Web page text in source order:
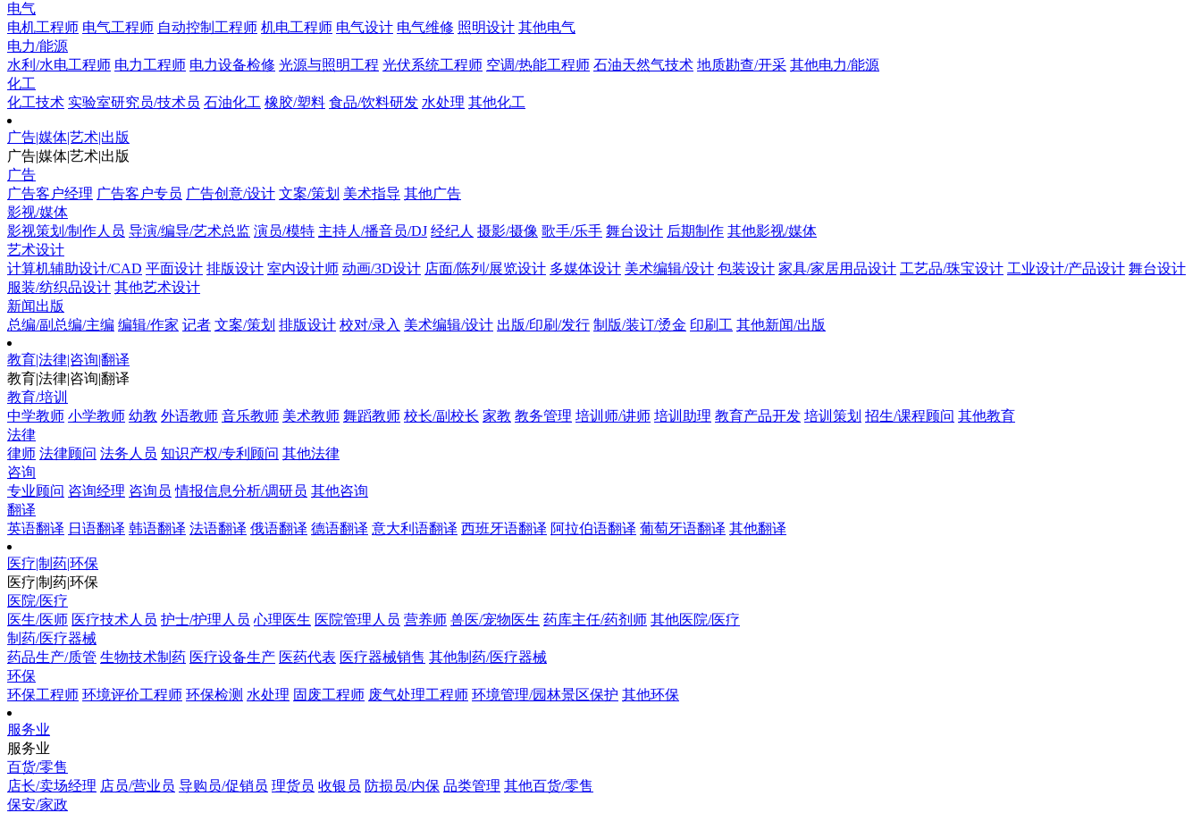
电气
电机工程师 电气工程师 自动控制工程师 机电工程师 电气设计 电气维修 照明设计 其他电气
电力/能源
水利/水电工程师 电力工程师 电力设备检修 光源与照明工程 光伏系统工程师 空调/热能工程师 石油天然气技术 地质勘查/开采 其他电力/能源
化工
化工技术 实验室研究员/技术员 石油化工 橡胶/塑料 食品/饮料研发 水处理 其他化工
广告|媒体|艺术|出版
广告|媒体|艺术|出版
广告
广告客户经理 广告客户专员 广告创意/设计 文案/策划 美术指导 其他广告
影视/媒体
影视策划/制作人员 导演/编导/艺术总监 演员/模特 主持人/播音员/DJ 经纪人 摄影/摄像 歌手/乐手 舞台设计 后期制作 其他影视/媒体
艺术设计
计算机辅助设计/CAD 平面设计 排版设计 室内设计师 动画/3D设计 店面/陈列/展览设计 多媒体设计 美术编辑/设计 包装设计 家具/家居用品设计 工艺品/珠宝设计 工业设计/产品设计 舞台设计
服装/纺织品设计 其他艺术设计
新闻出版
总编/副总编/主编 编辑/作家 记者 文案/策划 排版设计 校对/录入 美术编辑/设计 出版/印刷/发行 制版/装订/烫金 印刷工 其他新闻/出版
教育|法律|咨询|翻译
教育|法律|咨询|翻译
教育/培训
中学教师 小学教师 幼教 外语教师 音乐教师 美术教师 舞蹈教师 校长/副校长 家教 教务管理 培训师/讲师 培训助理 教育产品开发 培训策划 招生/课程顾问 其他教育
法律
律师 法律顾问 法务人员 知识产权/专利顾问 其他法律
咨询
专业顾问 咨询经理 咨询员 情报信息分析/调研员 其他咨询
翻译
英语翻译 日语翻译 韩语翻译 法语翻译 俄语翻译 德语翻译 意大利语翻译 西班牙语翻译 阿拉伯语翻译 葡萄牙语翻译 其他翻译
医疗|制药|环保
医疗|制药|环保
医院/医疗
医生/医师 医疗技术人员 护士/护理人员 心理医生 医院管理人员 营养师 兽医/宠物医生 药库主任/药剂师 其他医院/医疗
制药/医疗器械
药品生产/质管 生物技术制药 医疗设备生产 医药代表 医疗器械销售 其他制药/医疗器械
环保
环保工程师 环境评价工程师 环保检测 水处理 固废工程师 废气处理工程师 环境管理/园林景区保护 其他环保
服务业
服务业
百货/零售
店长/卖场经理 店员/营业员 导购员/促销员 理货员 收银员 防损员/内保 品类管理 其他百货/零售
保安/家政